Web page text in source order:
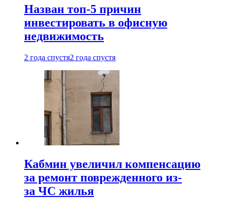
Назван топ-5 причин
инвестировать в офисную
недвижимость
2 года спустя2 года спустя
Кабмин увеличил компенсацию
за ремонт поврежденного из-
за ЧС жилья